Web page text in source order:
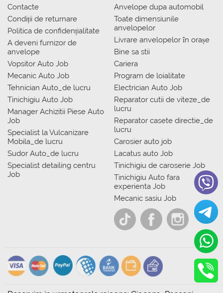
Contacte
Condiții de returnare
Politica de confidențialitate
A deveni furnizor de
anvelope
Vopsitor Auto Job
Mecanic Auto Job
Tehnician Auto_de lucru
Tinichigiu Auto Job
Manager Achizitii Piese Auto
Job
Specialist la Vulcanizare
Mobila_de lucru
Sudor Auto_de lucru
Specialist detailing centru
Job
Anvelope dupa automobil
Toate dimensiunile
anvelopelor
Livrare anvelopelor în orașe
Bine sa stii
Cariera
Program de loialitate
Electrician Auto Job
Reparator cutii de viteze_de
lucru
Reparator casete directie_de
lucru
Carosier auto job
Lacatus auto Job
Tinichigiu de caroserie Job
Tinichigiu Auto fara
experienta Job
Mecanic sasiu Job